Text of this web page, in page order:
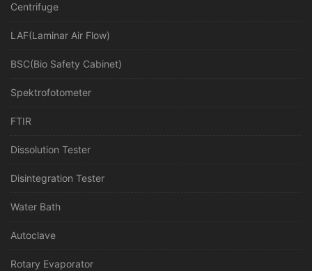
Centrifuge
LAF(Laminar Air Flow)
BSC(Bio Safety Cabinet)
Spektrofotometer
FTIR
Dissolution Tester
Disintegration Tester
Water Bath
Autoclave
Rotary Evaporator